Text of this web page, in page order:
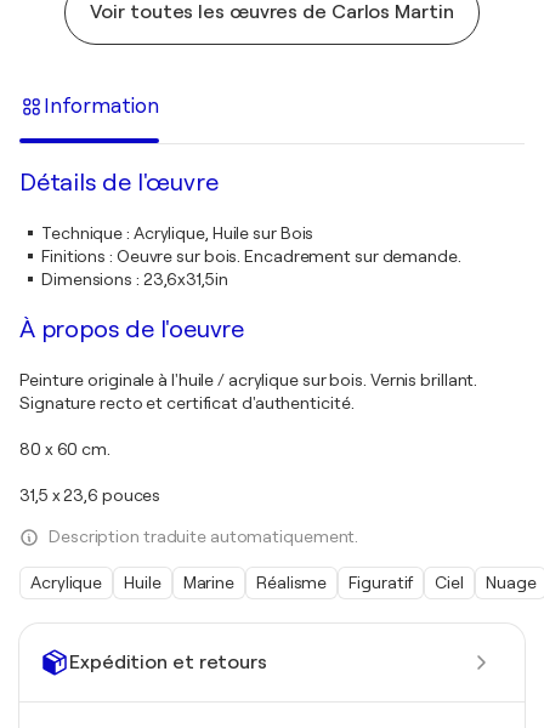
Expédition et retours
Voir toutes les œuvres de Carlos Martin
Information
Détails de l'œuvre
Technique: Acrylique, Huile sur Bois
Finitions : Oeuvre sur bois. Encadrement sur demande.
Dimensions : 23,6x31,5in
À propos de l'oeuvre
Peinture originale à l'huile / acrylique sur bois. Vernis brillant.
Signature recto et certificat d'authenticité.
80 x 60 cm.
31,5 x 23,6 pouces
Description traduite automatiquement.
Acrylique Huile Marine Réalisme Figuratif Ciel Nuage